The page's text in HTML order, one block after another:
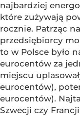
najbardziej
które zużywają
rocznie. Patrząc
przedsiębiorcy
to w Polsce było
eurocentów za
miejscu
eurocentów),
eurocentów).
Szwecji czy